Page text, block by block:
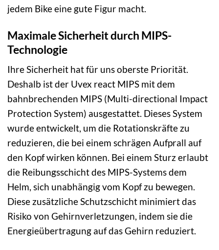
jedem Bike eine gute Figur macht.
Maximale Sicherheit durch MIPS-
Technologie
Ihre Sicherheit hat für uns oberste Priorität.
Deshalb ist der Uvex react MIPS mit dem
bahnbrechenden MIPS (Multi-directional Impact
Protection System) ausgestattet. Dieses System
wurde entwickelt, um die Rotationskräfte zu
reduzieren, die bei einem schrägen Aufprall auf
den Kopf wirken können. Bei einem Sturz erlaubt
die Reibungsschicht des MIPS-Systems dem
Helm, sich unabhängig vom Kopf zu bewegen.
Diese zusätzliche Schutzschicht minimiert das
Risiko von Gehirnverletzungen, indem sie die
Energieübertragung auf das Gehirn reduziert.